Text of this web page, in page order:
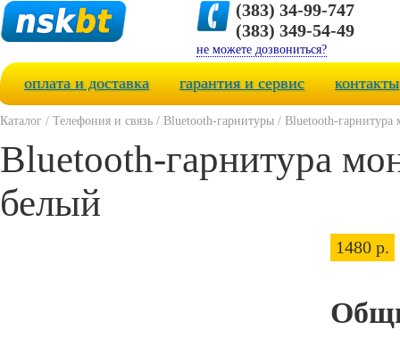
(383) 34-99-747
(383) 349-54-49
не можете дозвониться?
оплата и доставка гарантия и сервис контакты
Каталог / Телефония и связь / Bluetooth-гарнитуры / Bluetooth-
Bluetooth-гарнитура
белый
1480 р.